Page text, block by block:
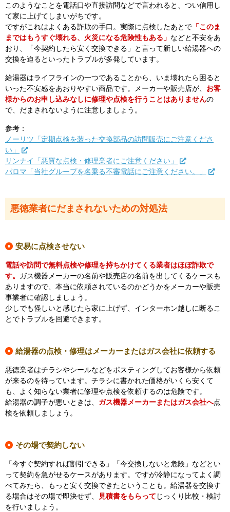
このようなことを電話口や直接訪問などで言われると、つい信用し
て家に上げてしまいがちです。
ですがこれはよくある詐欺の手口。実際に点検したあとで 「このま
まではもうすぐ壊れる、火災になる危険性もある」 などと不安をあ
おり、「今契約したら安く交換できる」と言って新しい給湯器への
交換を迫るといったトラブルが多発しています。
給湯器はライフラインの一つであることから、いま壊れたら困ると
いった不安感をあおりやすい商品です。メーカーや販売店が、 お客
様からのお申し込みなしに修理や点検を行うことはありませんの
で、だまされないように注意しましょう。
参考：
ノーリツ「定期点検を装った交換部品の訪問販売にご注意くださ
い」
リンナイ「悪質な点検・修理業者にご注意ください」
パロマ「当社グループを名乗る不審電話にご注意ください。」
悪徳業者にだまされないための対処法
安易に点検させない
電話や訪問で無料点検や修理を持ちかけてくる業者はほぼ詐欺で
す。 ガス機器メーカーの名前や販売店の名前を出してくるケースも
ありますので、本当に依頼されているのかどうかをメーカーや販売
事業者に確認しましょう。
少しでも怪しいと感じたら家に上げず、インターホン越しに断るこ
とでトラブルを回避できます。
給湯器の点検・修理はメーカーまたはガス会社に依頼する
悪徳業者はチラシやシールなどをポスティングしてお客様から依頼
が来るのを待っています。チラシに書かれた価格がいくら安くて
も、よく知らない業者に修理や点検を依頼するのは危険です。
給湯器の調子が悪いときは、 ガス機器メーカーまたはガス会社へ点
検を依頼しましょう。
その場で契約しない
「今すぐ契約すれば割引できる」「今交換しないと危険」などとい
って契約を急がせるケースがあります。ですが冷静になってよく調
べてみたら、もっと安く交換できたということも。給湯器を交換す
る場合はその場で即決せず、
見積書をもらって じっくり比較・検討
を行いましょう。